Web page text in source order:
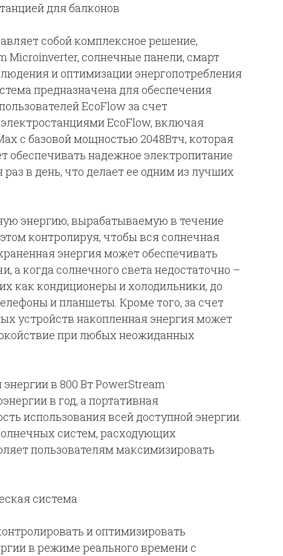
для балконов
собой комплексное решение,
солнечные панели, смарт
и оптимизации энергопотребления
предназначена для обеспечения
EcoFlow за счет
EcoFlow, включая
с базовой мощностью 2048Втч, которая
обеспечивать надежное электропитание
в день, что делает ее одним из лучших
энергию, вырабатываемую в течение
контролируя, чтобы вся солнечная
энергия может обеспечивать
а когда солнечного света недостаточно –
как кондиционеры и холодильники, до
и планшеты. Кроме того, за счет
устройств накопленная энергия может
при любых неожиданных
в 800 Вт PowerStream
в год, а портативная
использования всей доступной энергии.
систем, расходующих
пользователям максимизировать
система
и оптимизировать
в режиме реального времени с